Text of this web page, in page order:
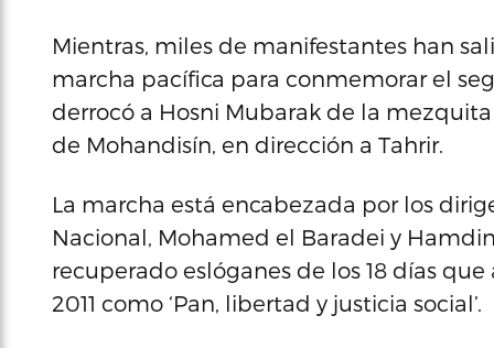
Mientras, miles de manifestantes han
marcha pacífica para conmemorar el
derrocó a Hosni Mubarak de la
de Mohandisín, en dirección a Tahrir.
La marcha está encabezada por los
Nacional, Mohamed el Baradei y
recuperado eslóganes de los 18 días
2011 como ‘Pan, libertad y justicia social’.